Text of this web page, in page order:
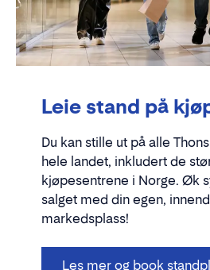
Leie stand på
Du kan stille ut på alle
hele landet, inkludert de
kjøpesentrene i Norge. Øk
salget med din egen,
markedsplass!
Les mer og book